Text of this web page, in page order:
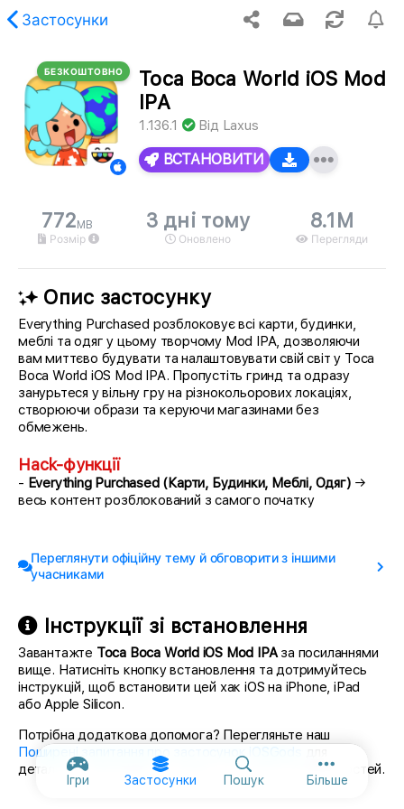
Застосунки
Ігри Застосунки Пошук Більше
Додаткові
вміст не знайдено.
БЕЗКОШТОВНО
Toca Boca World iOS Mod
IPA
1.136.1 Від Laxus
ВСТАНОВИТИ
772MB
Розмір
3 дні тому
Оновлено
8.1M
Перегляди
Опис застосунку
Everything Purchased розблоковує всі карти, будинки,
меблі та одяг у цьому творчому Mod IPA, дозволяючи
вам миттєво будувати та налаштовувати свій світ у Toca
Boca World iOS Mod IPA. Пропустіть гринд та одразу
занурьтеся у вільну гру на різнокольорових локаціях,
створюючи образи та керуючи магазинами без
обмежень.
Hack-функції
- Everything Purchased (Карти, Будинки, Меблі, Одяг) →
весь контент розблокований з самого початку
Переглянути офіційну тему й обговорити з іншими
учасниками
Інструкції зі встановлення
Завантажте Toca Boca World iOS Mod IPAза посиланнями
вище. Натисніть кнопку встановлення та дотримуйтесь
інструкцій, щоб встановити цей хак iOS на iPhone, iPad
або Apple Silicon.
Потрібна додаткова допомога? Перегляньте наш
Поширені запитання про застосунок iOSGods
детальних відповідей та порад з усунення несправностей.